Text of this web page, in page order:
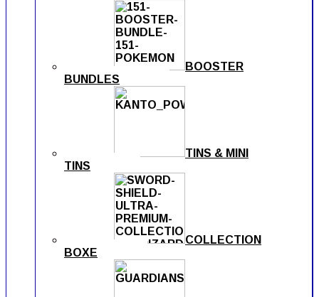
BOOSTER
BUNDLES
TINS & MINI
TINS
COLLECTION
BOXE